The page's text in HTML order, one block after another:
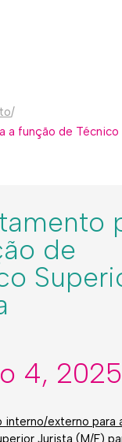
/
a função de Técnico
de
4, 2025
interno/externo para
Jurista (M/F)